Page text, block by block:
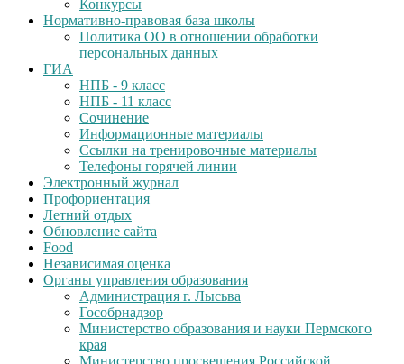
Конкурсы
Нормативно-правовая база школы
Политика ОО в отношении обработки
персональных данных
ГИА
НПБ - 9 класс
НПБ - 11 класс
Сочинение
Информационные материалы
Ссылки на тренировочные материалы
Телефоны горячей линии
Электронный журнал
Профориентация
Летний отдых
Обновление сайта
Food
Независимая оценка
Органы управления образования
Администрация г. Лысьва
Гособрнадзор
Министерство образования и науки Пермского
края